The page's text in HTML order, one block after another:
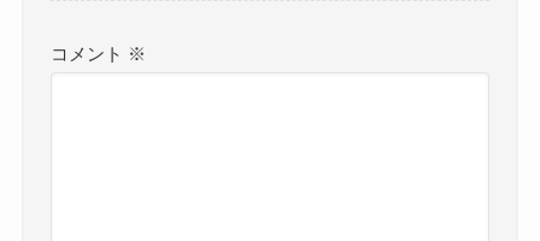
コメント ※